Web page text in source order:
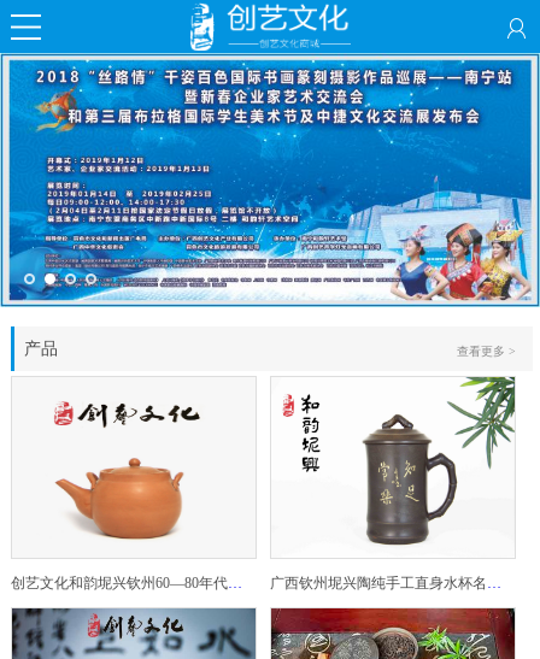
产品 查看更多 >
创艺文化和韵坭兴钦州60—80年代坭兴陶老壶——玉奎壶 广西钦州坭兴陶纯手工直身水杯名家陶瓷大师紫砂建水紫陶